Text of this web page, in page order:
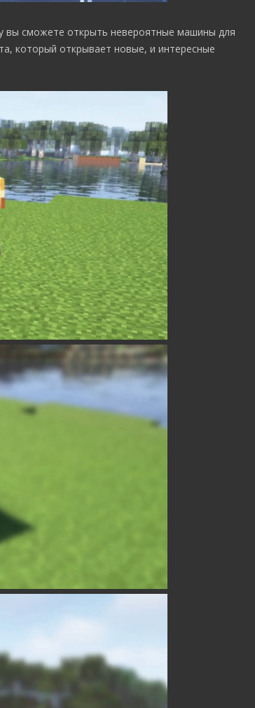
вы сможете открыть невероятные машины для
который открывает новые, и интересные